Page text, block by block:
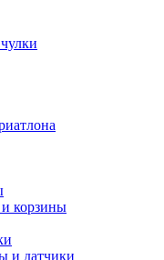
корзины
и датчики